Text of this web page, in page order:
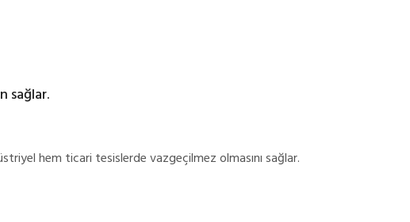
sağlar.
hem ticari tesislerde vazgeçilmez olmasını sağlar.